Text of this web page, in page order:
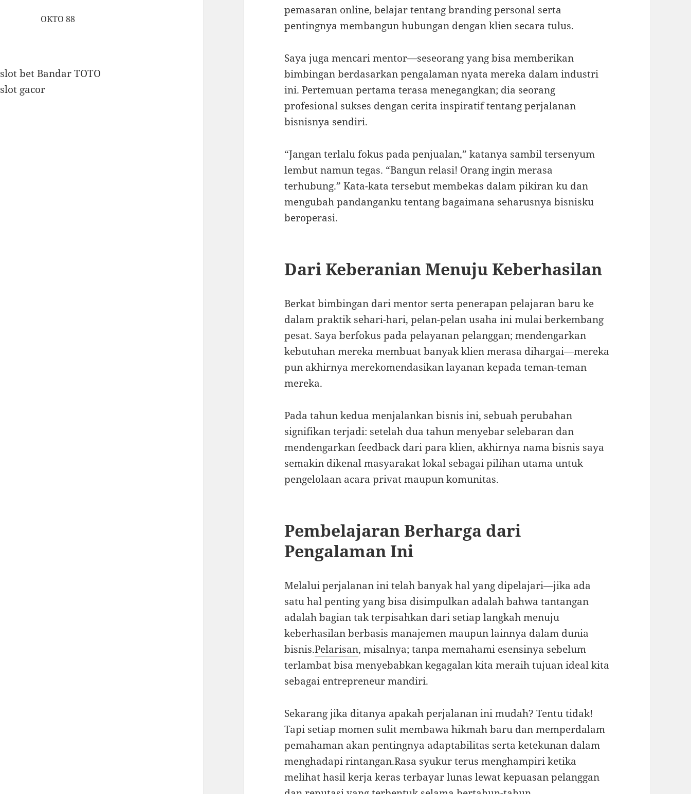
OKTO 88
slot betBandar TOTO
slot gacor
pemasaran online, belajar tentang branding personal serta
pentingnya membangun hubungan dengan klien secara tulus.
Saya juga mencari mentor—seseorang yang bisa memberikan
bimbingan berdasarkan pengalaman nyata mereka dalam industri
ini. Pertemuan pertama terasa menegangkan; dia seorang
profesional sukses dengan cerita inspiratif tentang perjalanan
bisnisnya sendiri.
“Jangan terlalu fokus pada penjualan,” katanya sambil tersenyum
lembut namun tegas. “Bangun relasi! Orang ingin merasa
terhubung.” Kata-kata tersebut membekas dalam pikiran ku dan
mengubah pandanganku tentang bagaimana seharusnya bisnisku
beroperasi.
Dari Keberanian Menuju Keberhasilan
Berkat bimbingan dari mentor serta penerapan pelajaran baru ke
dalam praktik sehari-hari, pelan-pelan usaha ini mulai berkembang
pesat. Saya berfokus pada pelayanan pelanggan; mendengarkan
kebutuhan mereka membuat banyak klien merasa dihargai—mereka
pun akhirnya merekomendasikan layanan kepada teman-teman
mereka.
Pada tahun kedua menjalankan bisnis ini, sebuah perubahan
signifikan terjadi: setelah dua tahun menyebar selebaran dan
mendengarkan feedback dari para klien, akhirnya nama bisnis saya
semakin dikenal masyarakat lokal sebagai pilihan utama untuk
pengelolaan acara privat maupun komunitas.
Pembelajaran Berharga dari
Pengalaman Ini
Melalui perjalanan ini telah banyak hal yang dipelajari—jika ada
satu hal penting yang bisa disimpulkan adalah bahwa tantangan
adalah bagian tak terpisahkan dari setiap langkah menuju
keberhasilan berbasis manajemen maupun lainnya dalam dunia
bisnis.Pelarisan, misalnya; tanpa memahami esensinya sebelum
terlambat bisa menyebabkan kegagalan kita meraih tujuan ideal kita
sebagai entrepreneur mandiri.
Sekarang jika ditanya apakah perjalanan ini mudah? Tentu tidak!
Tapi setiap momen sulit membawa hikmah baru dan memperdalam
pemahaman akan pentingnya adaptabilitas serta ketekunan dalam
menghadapi rintangan.Rasa syukur terus menghampiri ketika
melihat hasil kerja keras terbayar lunas lewat kepuasan pelanggan